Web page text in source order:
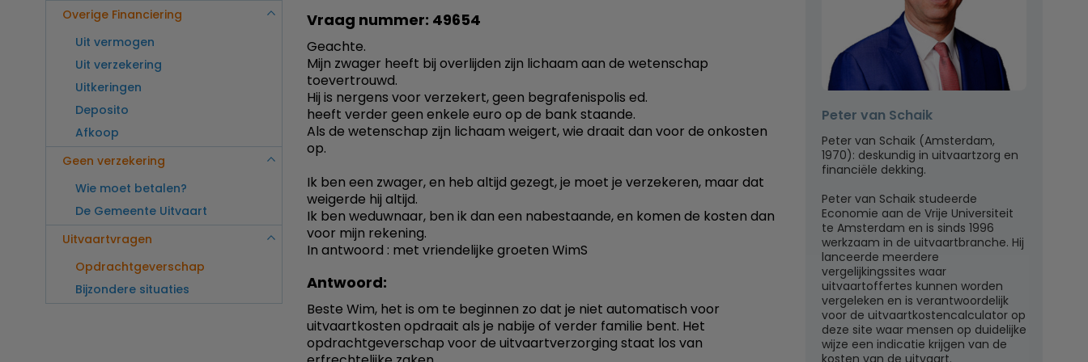
Overige Financiering
Uit vermogen
Uit verzekering
Uitkeringen
Deposito
Afkoop
Geen verzekering
Wie moet betalen?
De Gemeente Uitvaart
Uitvaartvragen
Opdrachtgeverschap
Bijzondere situaties
Vraag nummer: 49654
Geachte.
Mijn zwager heeft bij overlijden zijn lichaam aan de wetenschap
toevertrouwd.
Hij is nergens voor verzekert, geen begrafenispolis ed.
heeft verder geen enkele euro op de bank staande.
Als de wetenschap zijn lichaam weigert, wie draait dan voor de onkosten
op.
Ik ben een zwager, en heb altijd gezegt, je moet je verzekeren, maar dat
weigerde hij altijd.
Ik ben weduwnaar, ben ik dan een nabestaande, en komen de kosten dan
voor mijn rekening.
In antwoord : met vriendelijke groeten WimS
Antwoord:
Beste Wim, het is om te beginnen zo dat je niet automatisch voor
uitvaartkosten opdraait als je nabije of verder familie bent. Het
opdrachtgeverschap voor de uitvaartverzorging staat los van
Peter van Schaik
Peter van Schaik (Amsterdam,
1970): deskundig in uitvaartzorg en
financiële dekking.
Peter van Schaik studeerde
Economie aan de Vrije Universiteit
te Amsterdam en is sinds 1996
werkzaam in de uitvaartbranche. Hij
lanceerde meerdere
vergelijkingssites waar
uitvaartoffertes kunnen worden
vergeleken en is verantwoordelijk
voor de uitvaartkostencalculator op
deze site waar mensen op duidelijke
wijze een indicatie krijgen van de